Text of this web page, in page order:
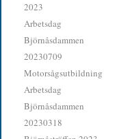
2023
Arbetsdag
Björnåsdammen
20230709
Motorsågsutbildning
Arbetsdag
Björnåsdammen
20230318